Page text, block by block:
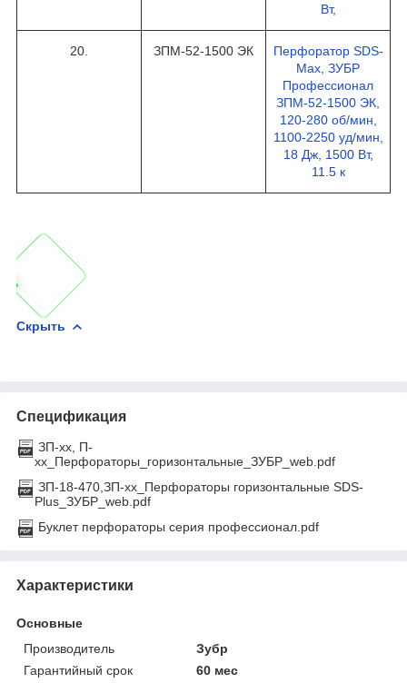
Вт,
20. ЗПМ-52-1500 ЭК
Перфоратор SDS-
Max, ЗУБР
Профессионал
ЗПМ-52-1500 ЭК,
120-280 об/мин,
1100-2250 уд/мин,
18 Дж, 1500 Вт,
11.5 к
Скрыть
Спецификация
ЗП-хх, П-
хх_Перфораторы_горизонтальные_ЗУБР_web.pdf
ЗП-18-470,ЗП-xx_Перфораторы горизонтальные SDS-
Plus_ЗУБР_web.pdf
Буклет перфораторы серия профессионал.pdf
Характеристики
Основные
Производитель
Зубр
Гарантийный срок
60 мес